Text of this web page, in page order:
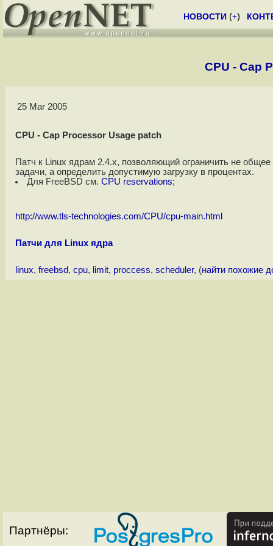
НОВОСТИ (+)
CPU - Cap
25 Mar 2005
CPU - Cap Processor Usage patch
Патч к Linux ядрам 2.4.x, позволяющий ограничить не
задачи, а определить допустимую загрузку в процентах.
Для FreeBSD см.CPU reservations;
http://www.tls-technologies.com/CPU/cpu-main.html
Патчи для Linux ядра
linux, freebsd, cpu, limit, proccess, scheduler, (найти похожие
Партнёры: